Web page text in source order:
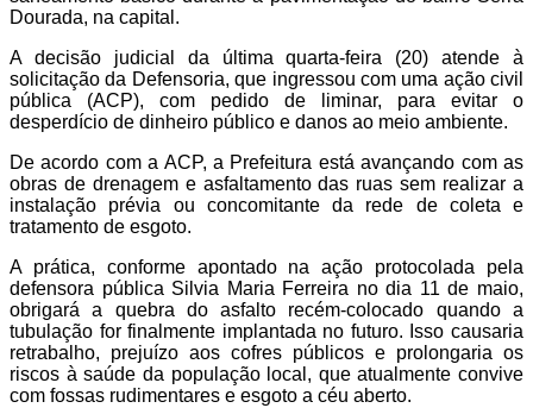
Dourada, na capital.
A decisão judicial da última quarta-feira (20) atende à
solicitação da Defensoria, que ingressou com uma ação civil
pública (ACP), com pedido de liminar, para evitar o
desperdício de dinheiro público e danos ao meio ambiente.
De acordo com a ACP, a Prefeitura está avançando com as
obras de drenagem e asfaltamento das ruas sem realizar a
instalação prévia ou concomitante da rede de coleta e
tratamento de esgoto.
A prática, conforme apontado na ação protocolada pela
defensora pública Silvia Maria Ferreira no dia 11 de maio,
obrigará a quebra do asfalto recém-colocado quando a
tubulação for finalmente implantada no futuro. Isso causaria
retrabalho, prejuízo aos cofres públicos e prolongaria os
riscos à saúde da população local, que atualmente convive
com fossas rudimentares e esgoto a céu aberto.